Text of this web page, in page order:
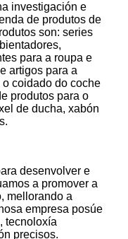
investigación e
de produtos de
son: series
para a roupa e
artigos para a
coidado do coche
produtos para o
de ducha, xabón
desenvolver e
a promover a
mellorando a
empresa posúe
tecnoloxía
precisos.